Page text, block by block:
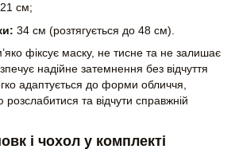
21 см;
34 см (розтягується до 48 см).
фіксує маску, не тисне та не залишає
надійне затемнення без відчуття
адаптується до форми обличчя,
та відчути справжній
і чохол у комплекті